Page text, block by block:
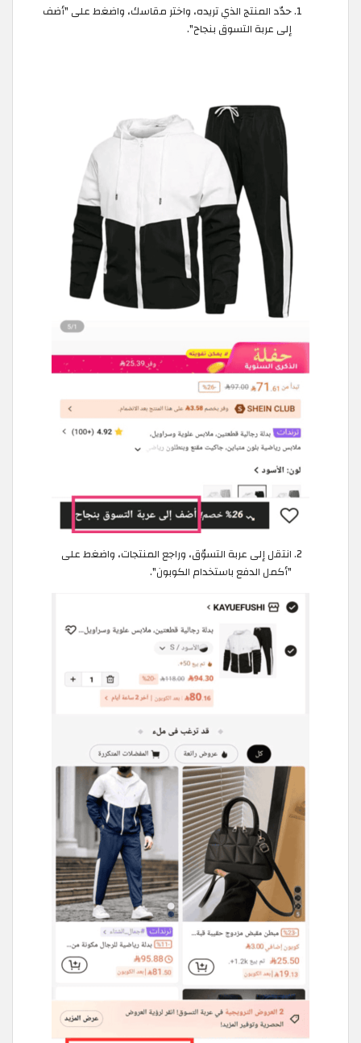
حدّد المنتج الذي تريده، واختر مقاسك، واضغط على "أضف
إلى عربة التسوق بنجاح".
انتقل إلى عربة التسوّق، وراجع المنتجات، واضغط على
"أكمل الدفع باستخدام الكوبون".